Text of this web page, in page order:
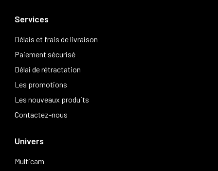
Services
Délais et frais de livraison
Paiement sécurisé
Délai de rétractation
Les promotions
Les nouveaux produits
Contactez-nous
Univers
Multicam